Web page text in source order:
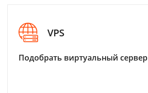
VPS
Подобрать виртуальный сервер